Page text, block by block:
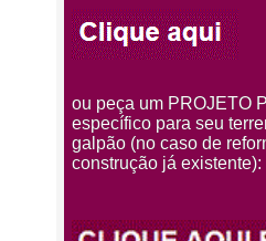
ou peça um PROJETO
específico para seu
galpão (no caso de
construção já existente):